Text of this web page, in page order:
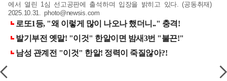
에서 열린 1심 선고공판에 출석하며 입장을 밝히고 있다. (공동취재)
2025.10.31.photo@newsis.com